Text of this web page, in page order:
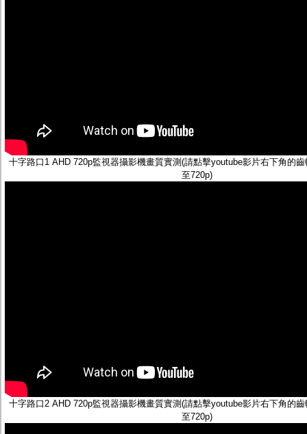
十字路口1 AHD 720p監視器攝影機畫質實測(請點擊youtube影片右下角的
至720p)
十字路口2 AHD 720p監視器攝影機畫質實測(請點擊youtube影片右下角的
至720p)